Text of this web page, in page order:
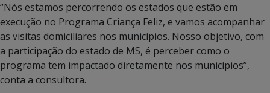
“Nós estamos percorrendo os estados que estão em
execução no Programa Criança Feliz, e vamos acompanhar
as visitas domiciliares nos municípios. Nosso objetivo, com
a participação do estado de MS, é perceber como o
programa tem impactado diretamente nos municípios”,
conta a consultora.